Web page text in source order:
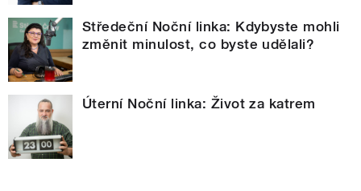
Středeční Noční linka: Kdybyste mohli
změnit minulost, co byste udělali?
Úterní Noční linka: Život za katrem